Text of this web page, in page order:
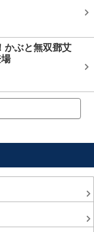
かぶと無双鄧艾